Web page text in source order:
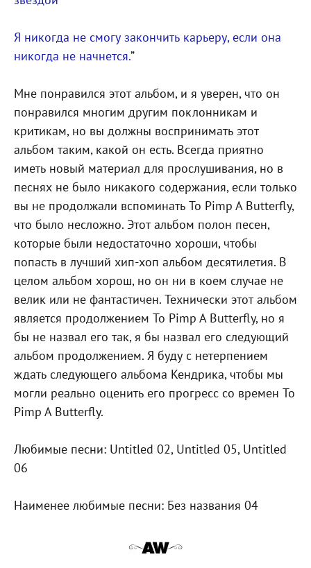
Я никогда не смогу закончить карьеру, если она
никогда не начнется.”
Мне понравился этот альбом, и я уверен, что он
понравился многим другим поклонникам и
критикам, но вы должны воспринимать этот
альбом таким, какой он есть. Всегда приятно
иметь новый материал для прослушивания, но в
песнях не было никакого содержания, если только
вы не продолжали вспоминать To Pimp A Butterfly,
что было несложно. Этот альбом полон песен,
которые были недостаточно хороши, чтобы
попасть в лучший хип-хоп альбом десятилетия. В
целом альбом хорош, но он ни в коем случае не
велик или не фантастичен. Технически этот альбом
является продолжением To Pimp A Butterfly, но я
бы не назвал его так, я бы назвал его следующий
альбом продолжением. Я буду с нетерпением
ждать следующего альбома Кендрика, чтобы мы
могли реально оценить его прогресс со времен To
Pimp A Butterfly.
Любимые песни: Untitled 02, Untitled 05, Untitled
06
Наименее любимые песни: Без названия 04